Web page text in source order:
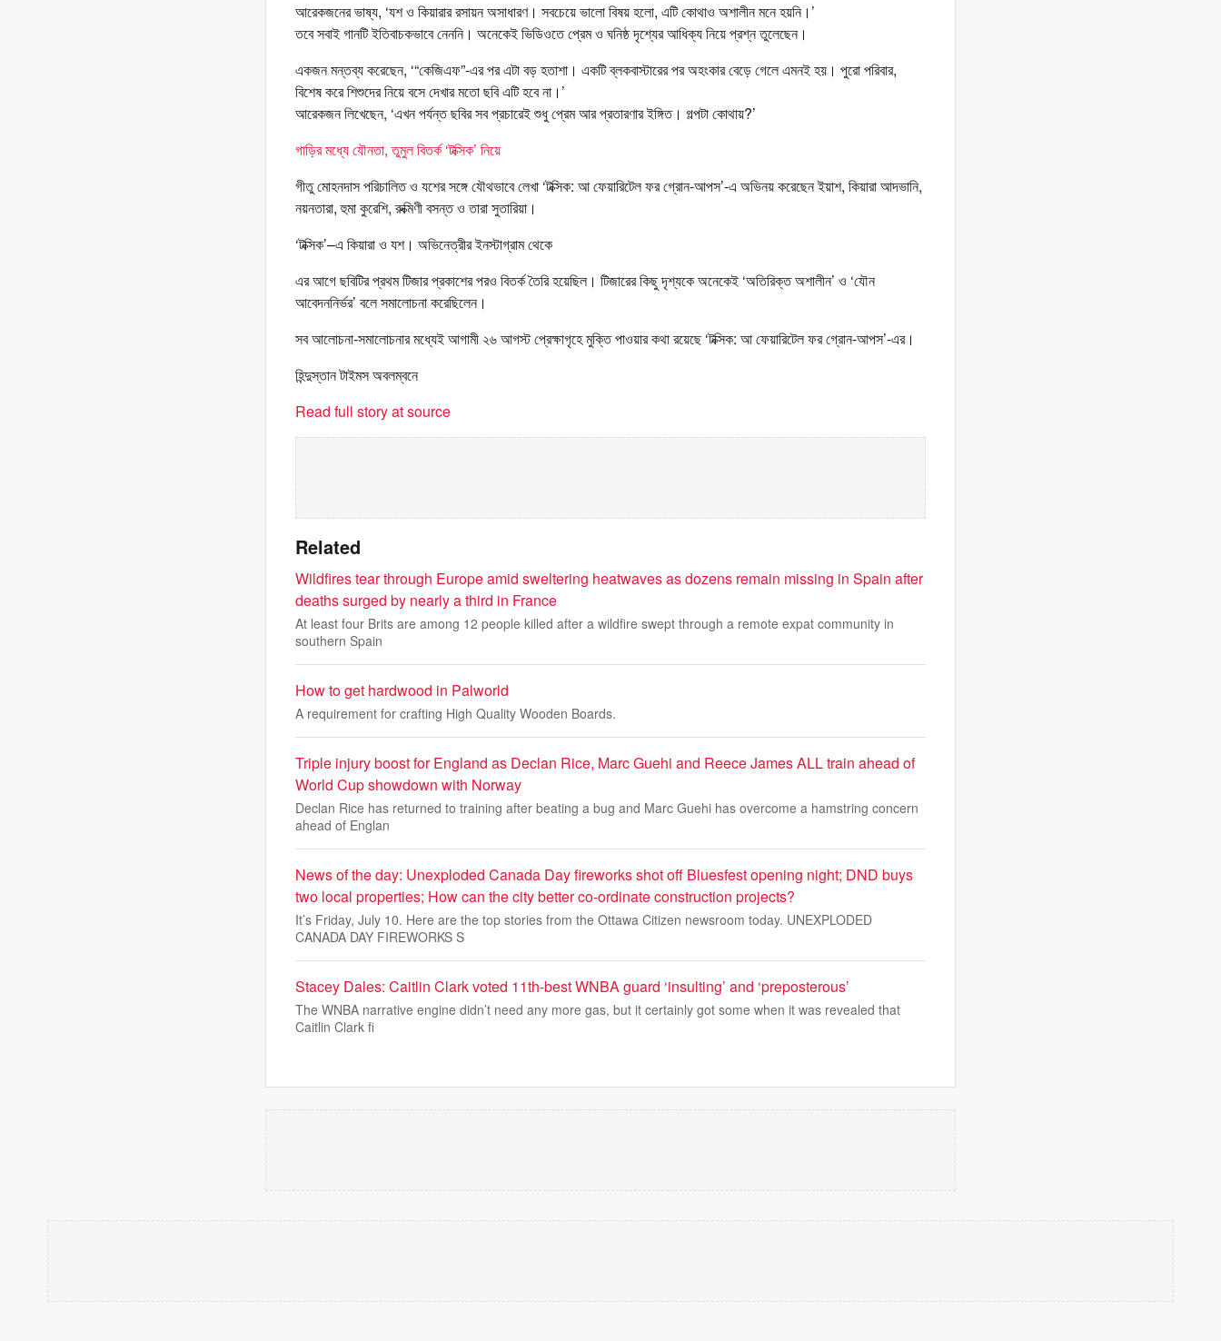
আরেকজনের ভাষ্য, ‘যশ ও কিয়ারার রসায়ন অসাধারণ। সবচেয়ে ভালো বিষয় হলো, এটি কোথাও অশালীন মনে হয়নি।’
তবে সবাই গানটি ইতিবাচকভাবে নেননি। অনেকেই ভিডিওতে প্রেম ও ঘনিষ্ঠ দৃশ্যের আধিক্য নিয়ে প্রশ্ন তুলেছেন।
একজন মন্তব্য করেছেন, ‘“কেজিএফ”-এর পর এটা বড় হতাশা। একটি ব্লকবাস্টারের পর অহংকার বেড়ে গেলে এমনই হয়। পুরো পরিবার,
বিশেষ করে শিশুদের নিয়ে বসে দেখার মতো ছবি এটি হবে না।’
আরেকজন লিখেছেন, ‘এখন পর্যন্ত ছবির সব প্রচারেই শুধু প্রেম আর প্রতারণার ইঙ্গিত। গল্পটা কোথায়?’
গাড়ির মধ্যে যৌনতা, তুমুল বিতর্ক ‘টক্সিক’ নিয়ে
গীতু মোহনদাস পরিচালিত ও যশের সঙ্গে যৌথভাবে লেখা ‘টক্সিক: আ ফেয়ারিটেল ফর গ্রোন-আপস’-এ অভিনয় করেছেন ইয়াশ, কিয়ারা আদভানি,
নয়নতারা, হুমা কুরেশি, রুক্মিণী বসন্ত ও তারা সুতারিয়া।
‘টক্সিক’–এ কিয়ারা ও যশ। অভিনেত্রীর ইনস্টাগ্রাম থেকে
এর আগে ছবিটির প্রথম টিজার প্রকাশের পরও বিতর্ক তৈরি হয়েছিল। টিজারের কিছু দৃশ্যকে অনেকেই ‘অতিরিক্ত অশালীন’ ও ‘যৌন
আবেদননির্ভর’ বলে সমালোচনা করেছিলেন।
সব আলোচনা-সমালোচনার মধ্যেই আগামী ২৬ আগস্ট প্রেক্ষাগৃহে মুক্তি পাওয়ার কথা রয়েছে ‘টক্সিক: আ ফেয়ারিটেল ফর গ্রোন-আপস’-এর।
হিন্দুস্তান টাইমস অবলম্বনে
Read full story at source
Related
Wildfires tear through Europe amid sweltering heatwaves as dozens remain missing in Spain after
deaths surged by nearly a third in France
At least four Brits are among 12 people killed after a wildfire swept through a remote expat community in
southern Spain
How to get hardwood in Palworld
A requirement for crafting High Quality Wooden Boards.
Triple injury boost for England as Declan Rice, Marc Guehi and Reece James ALL train ahead of
World Cup showdown with Norway
Declan Rice has returned to training after beating a bug and Marc Guehi has overcome a hamstring concern
ahead of Englan
News of the day: Unexploded Canada Day fireworks shot off Bluesfest opening night; DND buys
two local properties; How can the city better co-ordinate construction projects?
It’s Friday, July 10. Here are the top stories from the Ottawa Citizen newsroom today. UNEXPLODED
CANADA DAY FIREWORKS S
Stacey Dales: Caitlin Clark voted 11th-best WNBA guard ‘insulting’ and ‘preposterous’
The WNBA narrative engine didn’t need any more gas, but it certainly got some when it was revealed that
Caitlin Clark fi